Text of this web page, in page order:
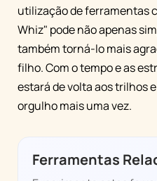
utilização de ferramentas
Whiz" pode não apenas
também torná-lo mais
filho. Com o tempo e as
estará de volta aos trilhos
orgulho mais uma vez.
Ferramentas